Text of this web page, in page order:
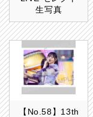
生写真
【No.58】13th